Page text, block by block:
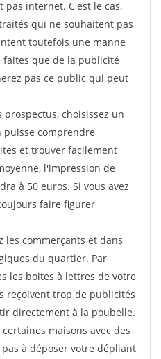
internet. C'est le cas,
qui ne souhaitent pas
toutefois une manne
faites que de la publicité
pas ce public qui peut
choisissez un
puisse comprendre
et trouver facilement
l'impression de
à 50 euros. Si vous avez
faire figurer
les commerçants et dans
du quartier. Par
les boites à lettres de votre
reçoivent trop de publicités
directement à la poubelle.
maisons avec des
à déposer votre dépliant